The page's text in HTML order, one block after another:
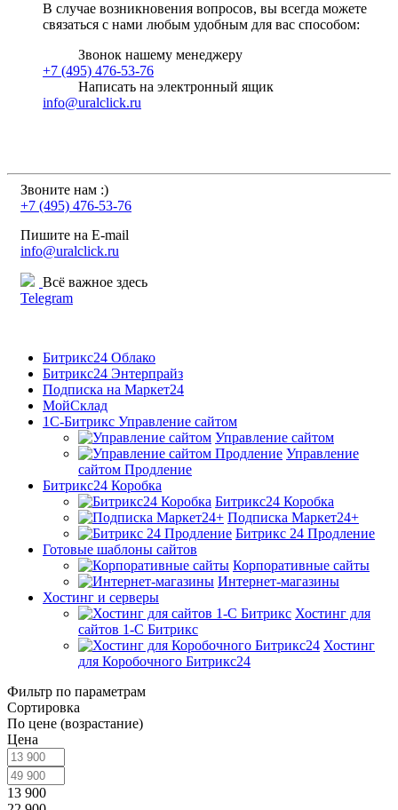
В случае возникновения вопросов, вы всегда можете
связаться с нами любым удобным для вас способом:
Звонок нашему менеджеру
+7 (495) 476-53-76
Написать на электронный ящик
info@uralclick.ru
Звоните нам :)
+7 (495) 476-53-76
Пишите на E-mail
info@uralclick.ru
Всё важное здесь
Telegram
Битрикс24 Облако
Битрикс24 Энтерпрайз
Подписка на Маркет24
МойСклад
1С-Битрикс Управление сайтом
Управление cайтом
Управление
сайтом Продление
Битрикс24 Коробка
Битрикс24 Коробка
Подписка Маркет24+
Битрикс 24 Продление
Готовые шаблоны сайтов
Корпоративные сайты
Интернет-магазины
Хостинг и серверы
Хостинг для
сайтов 1-C Битрикс
Хостинг
для Коробочного Битрикс24
Фильтр по параметрам
Сортировка
По цене (возрастание)
Цена
13 900